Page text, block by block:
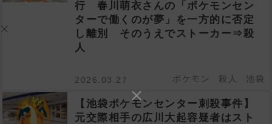
行 春川萌衣さんの「ポケモンセン
ターで働くのが夢」を一方的に否定
し離別 そのうえでストーカー⇒殺
人
2026.03.27 ポケモン 殺人 池袋
【池袋ポケモンセンター刺殺事件】
元交際相手の広川大起容疑者はスト